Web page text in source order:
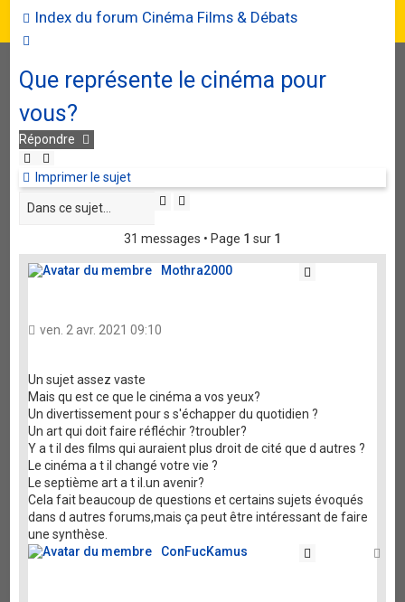
Index du forum Cinéma Films & Débats
Que représente le cinéma pour
vous?
Répondre
Imprimer le sujet
Rechercher
31 messages • Page 1 sur 1
Mothra2000
ven. 2 avr. 2021 09:10
Un sujet assez vaste
Mais qu est ce que le cinéma a vos yeux?
Un divertissement pour s s'échapper du quotidien ?
Un art qui doit faire réfléchir ?troubler?
Y a t il des films qui auraient plus droit de cité que d autres ?
Le cinéma a t il changé votre vie ?
Le septième art a t il.un avenir?
Cela fait beaucoup de questions et certains sujets évoqués
dans d autres forums,mais ça peut être intéressant de faire
une synthèse.
ConFucKamus